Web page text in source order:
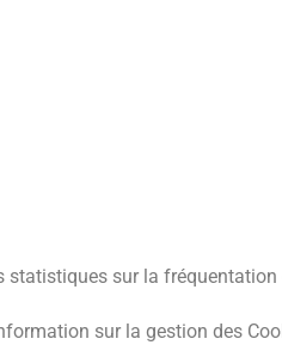
statistiques sur la
sur la gestion des